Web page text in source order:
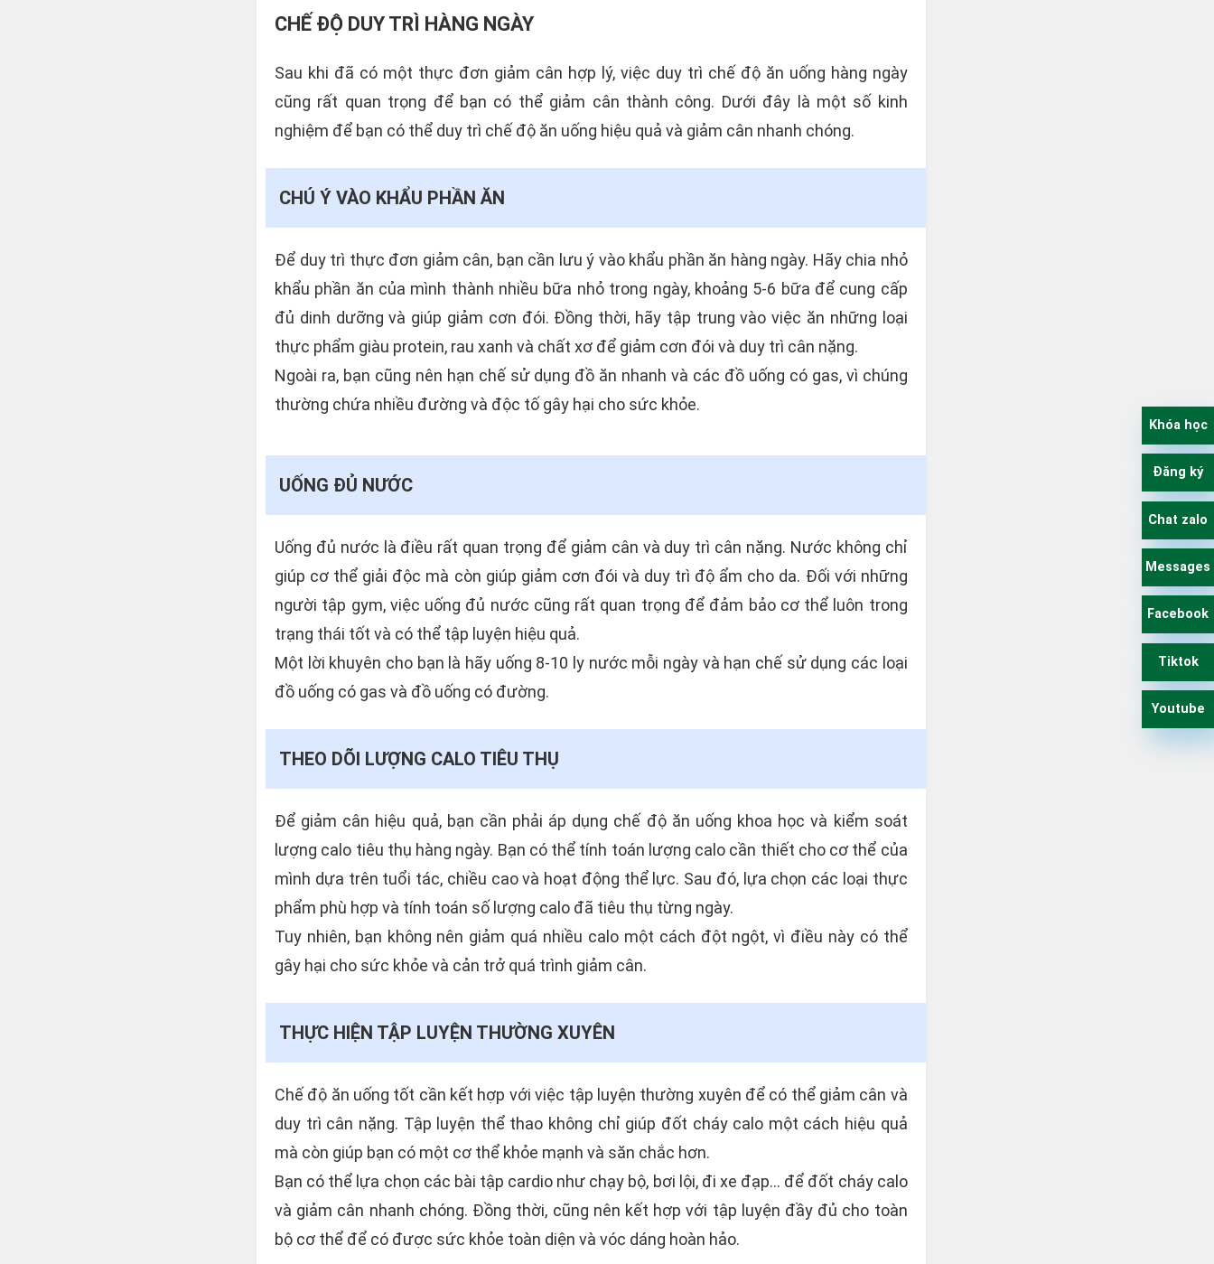
CHẾ ĐỘ DUY TRÌ HÀNG NGÀY
Sau khi đã có một thực đơn giảm cân hợp lý, việc duy trì chế độ ăn uống hàng ngày
cũng rất quan trọng để bạn có thể giảm cân thành công. Dưới đây là một số kinh
nghiệm để bạn có thể duy trì chế độ ăn uống hiệu quả và giảm cân nhanh chóng.
CHÚ Ý VÀO KHẨU PHẦN ĂN
Để duy trì thực đơn giảm cân, bạn cần lưu ý vào khẩu phần ăn hàng ngày. Hãy chia nhỏ
khẩu phần ăn của mình thành nhiều bữa nhỏ trong ngày, khoảng 5-6 bữa để cung cấp
đủ dinh dưỡng và giúp giảm cơn đói. Đồng thời, hãy tập trung vào việc ăn những loại
thực phẩm giàu protein, rau xanh và chất xơ để giảm cơn đói và duy trì cân nặng.
Ngoài ra, bạn cũng nên hạn chế sử dụng đồ ăn nhanh và các đồ uống có gas, vì chúng
thường chứa nhiều đường và độc tố gây hại cho sức khỏe.
UỐNG ĐỦ NƯỚC
Uống đủ nước là điều rất quan trọng để giảm cân và duy trì cân nặng. Nước không chỉ
giúp cơ thể giải độc mà còn giúp giảm cơn đói và duy trì độ ẩm cho da. Đối với những
người tập gym, việc uống đủ nước cũng rất quan trọng để đảm bảo cơ thể luôn trong
trạng thái tốt và có thể tập luyện hiệu quả.
Một lời khuyên cho bạn là hãy uống 8-10 ly nước mỗi ngày và hạn chế sử dụng các loại
đồ uống có gas và đồ uống có đường.
THEO DÕI LƯỢNG CALO TIÊU THỤ
Để giảm cân hiệu quả, bạn cần phải áp dụng chế độ ăn uống khoa học và kiểm soát
lượng calo tiêu thụ hàng ngày. Bạn có thể tính toán lượng calo cần thiết cho cơ thể của
mình dựa trên tuổi tác, chiều cao và hoạt động thể lực. Sau đó, lựa chọn các loại thực
phẩm phù hợp và tính toán số lượng calo đã tiêu thụ từng ngày.
Tuy nhiên, bạn không nên giảm quá nhiều calo một cách đột ngột, vì điều này có thể
gây hại cho sức khỏe và cản trở quá trình giảm cân.
THỰC HIỆN TẬP LUYỆN THƯỜNG XUYÊN
Chế độ ăn uống tốt cần kết hợp với việc tập luyện thường xuyên để có thể giảm cân và
duy trì cân nặng. Tập luyện thể thao không chỉ giúp đốt cháy calo một cách hiệu quả
mà còn giúp bạn có một cơ thể khỏe mạnh và săn chắc hơn.
Bạn có thể lựa chọn các bài tập cardio như chạy bộ, bơi lội, đi xe đạp... để đốt cháy calo
và giảm cân nhanh chóng. Đồng thời, cũng nên kết hợp với tập luyện đầy đủ cho toàn
bộ cơ thể để có được sức khỏe toàn diện và vóc dáng hoàn hảo.
Khóa học
Đăng ký
Chat zalo
Messages
Facebook
Tiktok
Youtube